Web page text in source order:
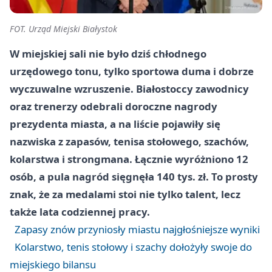
FOT. Urząd Miejski Białystok
W miejskiej sali nie było dziś chłodnego
urzędowego tonu, tylko sportowa duma i dobrze
wyczuwalne wzruszenie. Białostoccy zawodnicy
oraz trenerzy odebrali doroczne nagrody
prezydenta miasta, a na liście pojawiły się
nazwiska z zapasów, tenisa stołowego, szachów,
kolarstwa i strongmana. Łącznie wyróżniono 12
osób, a pula nagród sięgnęła 140 tys. zł. To prosty
znak, że za medalami stoi nie tylko talent, lecz
także lata codziennej pracy.
Zapasy znów przyniosły miastu najgłośniejsze wyniki
Kolarstwo, tenis stołowy i szachy dołożyły swoje do
miejskiego bilansu